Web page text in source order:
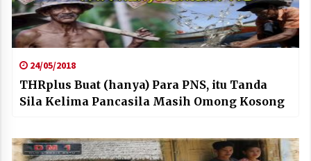
24/05/2018
THRplus Buat (hanya) Para PNS, itu Tanda
Sila Kelima Pancasila Masih Omong Kosong